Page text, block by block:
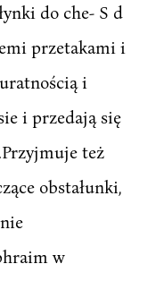
do che- S d
przetakami i
i
i przedają się
też
obstałunki,
w